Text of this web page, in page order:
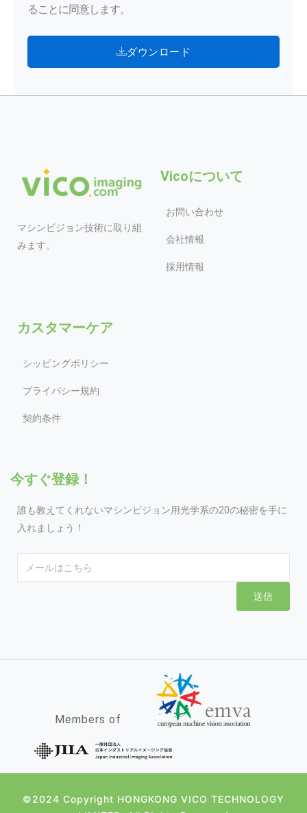
ることに同意します。
ダウンロード
マシンビジョン技術に取り組
みます。
Vicoについて
お問い合わせ
会社情報
採用情報
カスタマーケア
シッピングポリシー
プライバシー規約
契約条件
今すぐ登録！
誰も教えてくれないマシンビジョン用光学系の20の秘密を手に
入れましょう！
送信
Members of
©2024 Copyright HONGKONG VICO TECHNOLOGY